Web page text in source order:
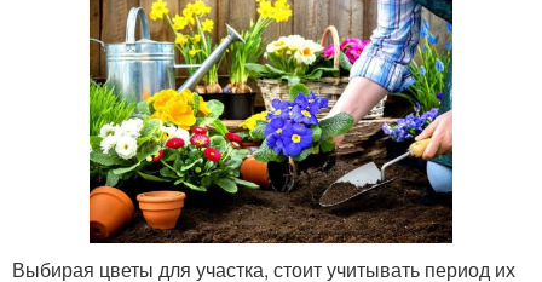
Многолетняя
хризантема
Выбирая цветы для участка, стоит учитывать период их